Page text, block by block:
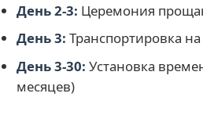
День 2-3: Церемония
День 3: Транспортировка
День 3-30: Установка
месяцев)